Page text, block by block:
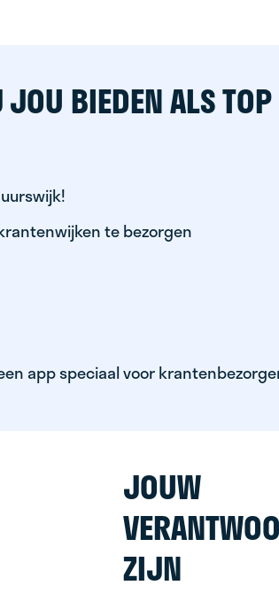
BIEDEN ALS TOP
te bezorgen
app speciaal voor
JOUW
ZIJN